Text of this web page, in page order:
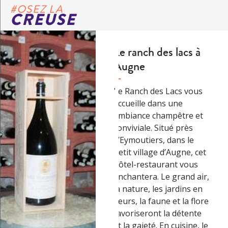
#OSEZ LA
CREUSE
Le ranch des lacs à
Augne
Le Ranch des Lacs vous
accueille dans une
ambiance champêtre et
conviviale. Situé près
d’Eymoutiers, dans le
petit village d’Augne, cet
hôtel-restaurant vous
enchantera. Le grand air,
la nature, les jardins en
fleurs, la faune et la flore
favoriseront la détente
et la gaieté. En cuisine, le